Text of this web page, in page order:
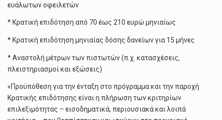
ευάλωτων οφειλετών
* Κρατική επιδότηση από 70 έως 210 ευρώ μηνιαίως
* Κρατική επιδότηση μηνιαίας δόσης δανείων για 15 μήνες
* Αναστολή μέτρων των πιστωτών (π.χ. κατασχέσεις,
πλειστηριασμοί και εξώσεις)
«Προϋπόθεση για την ένταξη στο πρόγραμμα και την παροχή
Κρατικής επιδότησης είναι η πλήρωση των κριτηρίων
επιλεξιμότητας – εισοδηματικά, περιουσιακά και λοιπά